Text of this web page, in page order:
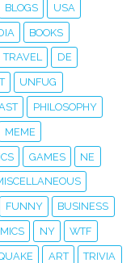
BLOGS USA
BOOKS
TRAVEL DE
UNFUG
PHILOSOPHY
MEME
GAMES NE
FUNNY BUSINESS
NY WTF
ART TRIVIA